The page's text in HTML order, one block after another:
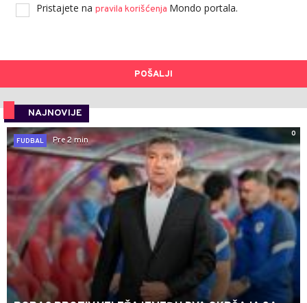
Pristajete na pravila korišćenja Mondo portala.
POŠALJI
NAJNOVIJE
0
FUDBAL
Pre 2 min